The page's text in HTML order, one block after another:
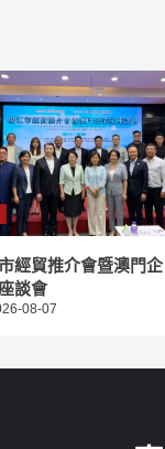
經貿推介會暨澳門企
談會
08-07